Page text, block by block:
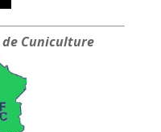
de Cuniculture